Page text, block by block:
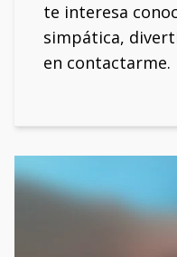
te interesa
simpática,
en contactarme.